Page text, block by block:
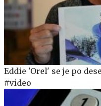
Eddie 'Orel' se je po
#video